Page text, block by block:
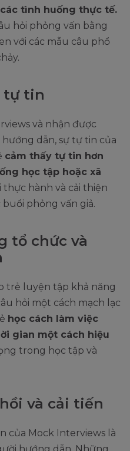
tình huống thực tế.
hỏi phỏng vấn bằng
với các mẫu câu phổ
tự tin
và nhận được
dẫn, sự tự tin của
cảm thấy tự tin hơn
học tập hoặc xã
thực hành và cải thiện
phỏng vấn giả.
tổ chức và
trẻ luyện tập khả năng
hỏi một cách mạch lạc
học cách làm việc
gian một cách hiệu
trong học tập và
và cải tiến
của Mock Interviews là